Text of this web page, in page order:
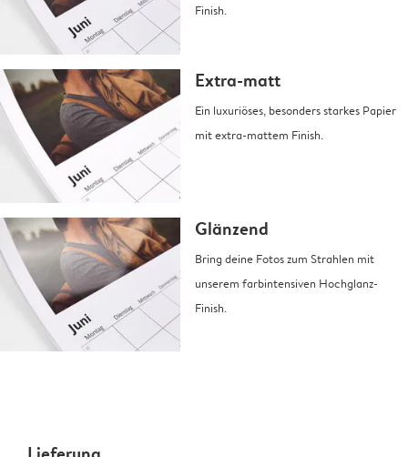
Finish.
Extra-matt
Ein luxuriöses, besonders starkes Papier
mit extra-mattem Finish.
Glänzend
Bring deine Fotos zum Strahlen mit
unserem farbintensiven Hochglanz-
Finish.